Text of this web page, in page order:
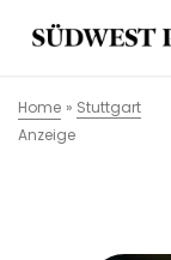
Home » Stuttgart
Anzeige